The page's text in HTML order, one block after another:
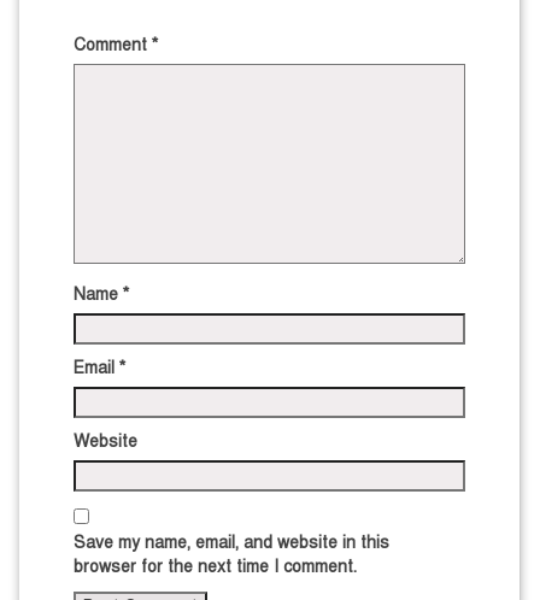
Comment *
Name *
Email *
Website
Save my name, email, and website in this
browser for the next time I comment.